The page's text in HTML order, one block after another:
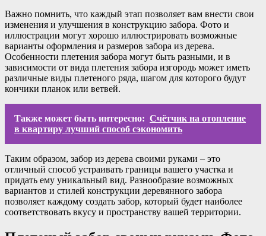
Важно помнить, что каждый этап позволяет вам внести свои
изменения и улучшения в конструкцию забора. Фото и
иллюстрации могут хорошо иллюстрировать возможные
варианты оформления и размеров забора из дерева.
Особенности плетения забора могут быть разными, и в
зависимости от вида плетения забора изгородь может иметь
различные виды плетеного ряда, шагом для которого будут
кончики планок или ветвей.
Также может быть интересно: Счётчик на отопление
в квартиру лучший способ сэкономить
Таким образом, забор из дерева своими руками – это
отличный способ устраивать границы вашего участка и
придать ему уникальный вид. Разнообразие возможных
вариантов и стилей конструкции деревянного забора
позволяет каждому создать забор, который будет наиболее
соответствовать вкусу и пространству вашей территории.